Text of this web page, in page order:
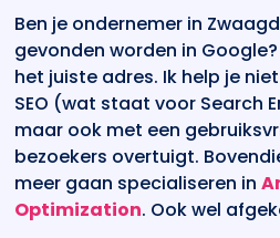
Ben je ondernemer in
gevonden worden in
het juiste adres. Ik help je
SEO (wat staat voor Search
maar ook met een
bezoekers overtuigt.
meer gaan specialiseren in
Optimization. Ook wel